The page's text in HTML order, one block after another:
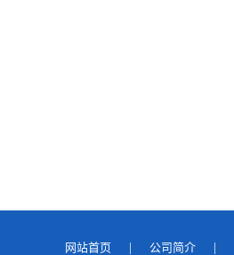
网站首页 公司简介